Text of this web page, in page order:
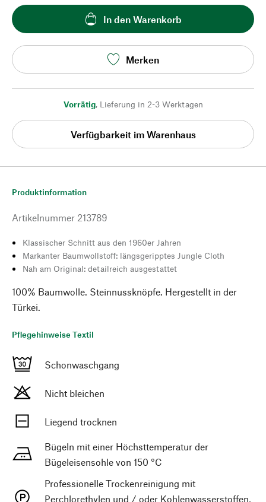
In den Warenkorb
Merken
Vorrätig, Lieferung in 2-3 Werktagen
Verfügbarkeit im Warenhaus
Produktinformation
Artikelnummer 213789
Klassischer Schnitt aus den 1960er Jahren
Markanter Baumwollstoff: längsgeripptes Jungle Cloth
Nah am Original: detailreich ausgestattet
100% Baumwolle. Steinnussknöpfe. Hergestellt in der
Türkei.
Pflegehinweise Textil
Schonwaschgang
Nicht bleichen
Liegend trocknen
Bügeln mit einer Höchsttemperatur der
Bügeleisensohle von 150 °C
Professionelle Trockenreinigung mit
Perchlorethylen und / oder Kohlenwasserstoffen,